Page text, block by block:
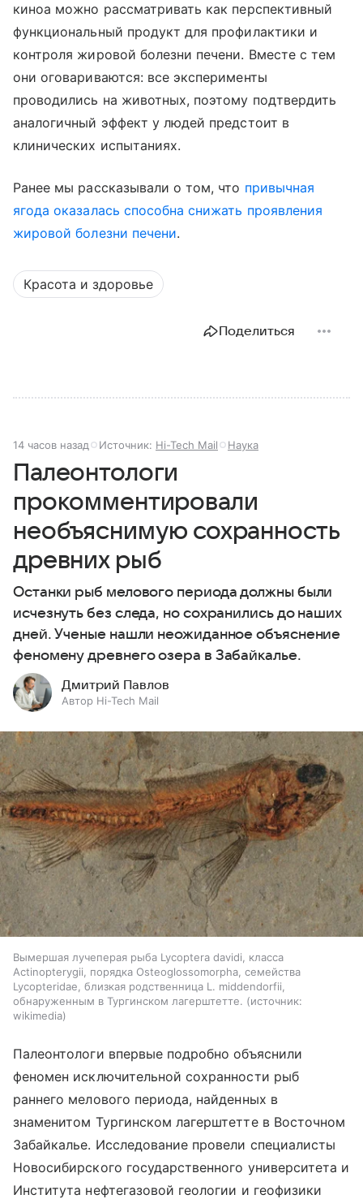
киноа можно рассматривать как перспективный
функциональный продукт для профилактики и
контроля жировой болезни печени. Вместе с тем
они оговариваются: все эксперименты
проводились на животных, поэтому подтвердить
аналогичный эффект у людей предстоит в
клинических испытаниях.
Ранее мы рассказывали о том, что привычная
ягода оказалась способна снижать проявления
жировой болезни печени.
Красота и здоровье
Поделиться
14 часов назад Источник: Hi-Tech Mail Наука
Палеонтологи
прокомментировали
необъяснимую сохранность
древних рыб
Останки рыб мелового периода должны были
исчезнуть без следа, но сохранились до наших
дней. Ученые нашли неожиданное объяснение
феномену древнего озера в Забайкалье.
Дмитрий Павлов
Автор Hi-Tech Mail
Вымершая лучеперая рыба Lycoptera davidi, класса
Actinopterygii, порядка Osteoglossomorpha, семейства
Lycopteridae, близкая родственница L. middendorfii,
обнаруженным в Тургинском лагерштетте.
источник:
wikimedia
Палеонтологи впервые подробно объяснили
феномен исключительной сохранности рыб
раннего мелового периода, найденных в
знаменитом Тургинском лагерштетте в Восточном
Забайкалье. Исследование провели специалисты
Новосибирского государственного университета и
Института нефтегазовой геологии и геофизики